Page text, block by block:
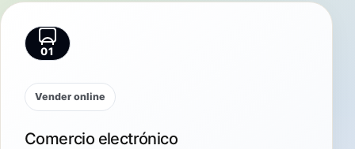
01
Vender online
Comercio electrónico